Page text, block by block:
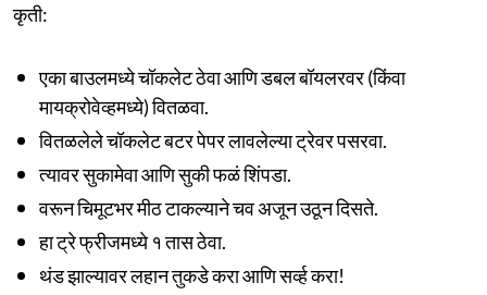
कृती:
एका बाउलमध्ये चॉकलेट ठेवा आणि डबल बॉयलरवर (किंवा
मायक्रोवेव्हमध्ये) वितळवा.
वितळलेले चॉकलेट बटर पेपर लावलेल्या ट्रेवर पसरवा.
त्यावर सुकामेवा आणि सुकी फळं शिंपडा.
वरून चिमूटभर मीठ टाकल्याने चव अजून उठून दिसते.
हा ट्रे फ्रीजमध्ये १ तास ठेवा.
थंड झाल्यावर लहान तुकडे करा आणि सर्व्ह करा!